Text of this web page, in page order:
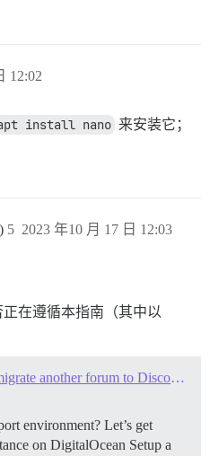
12:02
install nano 来安装它；
2023 年10 月 17 日 12:03
5
在遵循本指南（其中以
Set up an environment to migrate another forum to Discourse
environment? Let’s get
on DigitalOcean Setup a